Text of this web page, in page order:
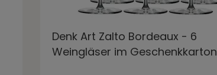
Denk Art Zalto Bordeaux - 6
Weingläser im Geschenkkarton